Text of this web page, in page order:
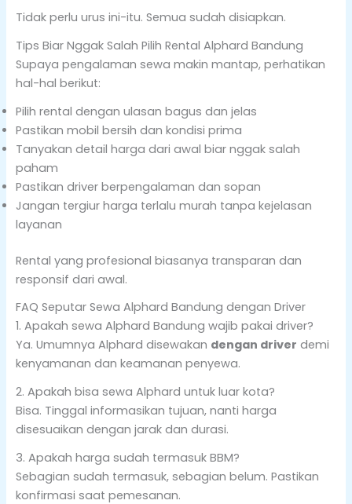
Tidak perlu urus ini-itu. Semua sudah disiapkan.
Tips Biar Nggak Salah Pilih Rental Alphard Bandung
Supaya pengalaman sewa makin mantap, perhatikan
hal-hal berikut:
Pilih rental dengan ulasan bagus dan jelas
Pastikan mobil bersih dan kondisi prima
Tanyakan detail harga dari awal biar nggak salah
paham
Pastikan driver berpengalaman dan sopan
Jangan tergiur harga terlalu murah tanpa kejelasan
layanan
Rental yang profesional biasanya transparan dan
responsif dari awal.
FAQ Seputar Sewa Alphard Bandung dengan Driver
1. Apakah sewa Alphard Bandung wajib pakai driver?
Ya. Umumnya Alphard disewakan dengan driver demi
kenyamanan dan keamanan penyewa.
2. Apakah bisa sewa Alphard untuk luar kota?
Bisa. Tinggal informasikan tujuan, nanti harga
disesuaikan dengan jarak dan durasi.
3. Apakah harga sudah termasuk BBM?
Sebagian sudah termasuk, sebagian belum. Pastikan
konfirmasi saat pemesanan.